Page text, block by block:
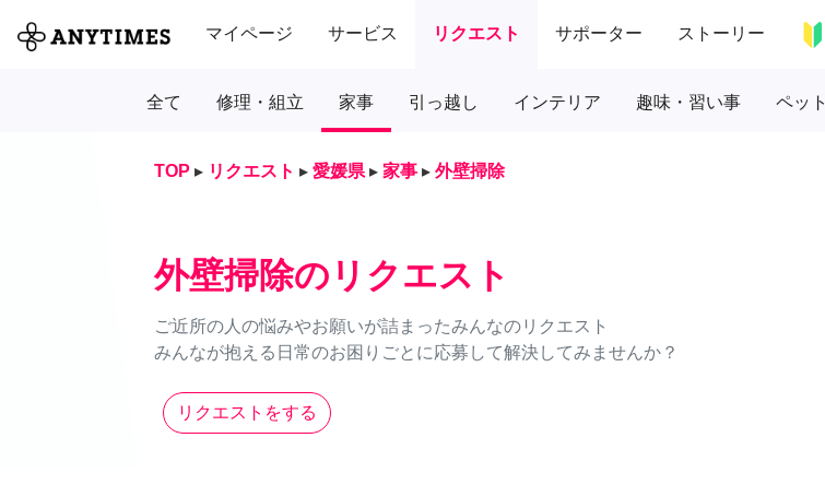
マイページ サービス リクエスト サポーター ストーリー
全て 修理・組立 家事 引っ越し インテリア 趣味・習い事 ペット
TOP ▸ リクエスト ▸ 愛媛県 ▸ 家事 ▸ 外壁掃除
外壁掃除のリクエスト
ご近所の人の悩みやお願いが詰まったみんなのリクエスト
みんなが抱える日常のお困りごとに応募して解決してみませんか？
リクエストをする